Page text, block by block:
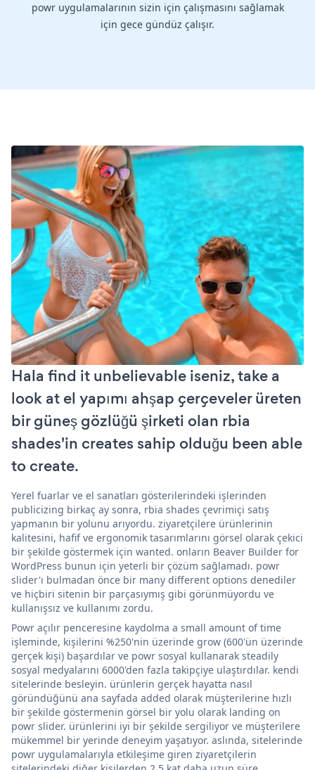
powr uygulamalarının sizin için çalışmasını sağlamak
için gece gündüz çalışır.
Hala find it unbelievable iseniz, take a
look at el yapımı ahşap çerçeveler üreten
bir güneş gözlüğü şirketi olan rbia
shades'in creates sahip olduğu been able
to create.
Yerel fuarlar ve el sanatları gösterilerindeki işlerinden
publicizing birkaç ay sonra, rbia shades çevrimiçi satış
yapmanın bir yolunu arıyordu. ziyaretçilere ürünlerinin
kalitesini, hafif ve ergonomik tasarımlarını görsel olarak çekici
bir şekilde göstermek için wanted. onların Beaver Builder for
WordPress bunun için yeterli bir çözüm sağlamadı. powr
slider'ı bulmadan önce bir many different options denediler
ve hiçbiri sitenin bir parçasıymış gibi görünmüyordu ve
kullanışsız ve kullanımı zordu.
Powr açılır penceresine kaydolma a small amount of time
işleminde, kişilerini %250'nin üzerinde grow (600'ün üzerinde
gerçek kişi) başardılar ve powr sosyal kullanarak steadily
sosyal medyalarını 6000'den fazla takipçiye ulaştırdılar. kendi
sitelerinde besleyin. ürünlerin gerçek hayatta nasıl
göründüğünü ana sayfada added olarak müşterilerine hızlı
bir şekilde göstermenin görsel bir yolu olarak landing on
powr slider. ürünlerini iyi bir şekilde sergiliyor ve müşterilere
mükemmel bir yerinde deneyim yaşatıyor. aslında, sitelerinde
powr uygulamalarıyla etkileşime giren ziyaretçilerin